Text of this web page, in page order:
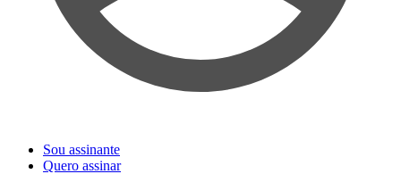
Sou assinante
Quero assinar